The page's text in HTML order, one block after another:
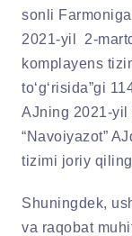
sonli
2021-yil 2-
komplayens
to‘g‘risida”gi
AJning 2021-yil
“Navoiyazot”
tizimi joriy
Shuningdek,
va raqobat